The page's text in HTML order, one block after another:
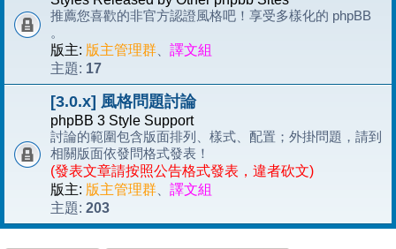
推薦您喜歡的非官方認證風格吧！享受多樣化的 phpBB
。
版主: 版主管理群
譯文組
主題: 17
[3.0.x] 風格問題討論
phpBB 3 Style Support
討論的範圍包含版面排列、樣式、配置；外掛問題，請到
相關版面依發問格式發表！
(發表文章請按照公告格式發表，違者砍文)
版主: 版主管理群
譯文組
主題: 203